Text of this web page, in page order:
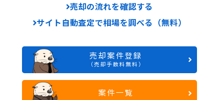
売却の流れを確認する
サイト自動査定で相場を調べる（無料）
売却案件登録
（売却手数料無料）
案件一覧